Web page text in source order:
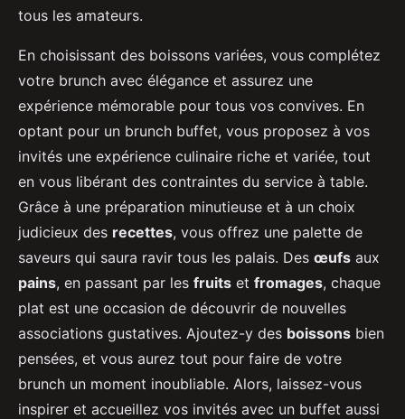
tous les amateurs.
En choisissant des boissons variées, vous complétez
votre brunch avec élégance et assurez une
expérience mémorable pour tous vos convives. En
optant pour un brunch buffet, vous proposez à vos
invités une expérience culinaire riche et variée, tout
en vous libérant des contraintes du service à table.
Grâce à une préparation minutieuse et à un choix
judicieux des recettes, vous offrez une palette de
saveurs qui saura ravir tous les palais. Des œufs aux
pains, en passant par les fruits et fromages, chaque
plat est une occasion de découvrir de nouvelles
associations gustatives. Ajoutez-y des boissons bien
pensées, et vous aurez tout pour faire de votre
brunch un moment inoubliable. Alors, laissez-vous
inspirer et accueillez vos invités avec un buffet aussi